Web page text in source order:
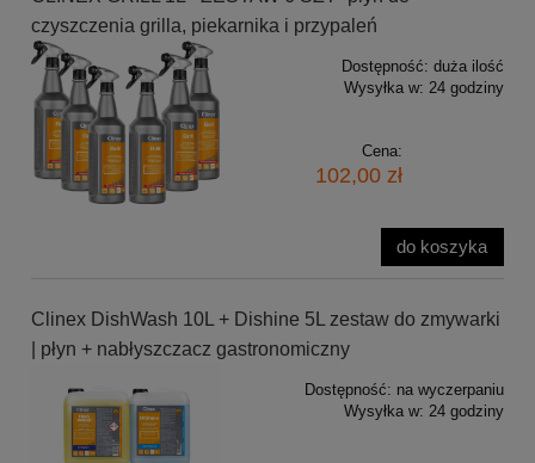
czyszczenia grilla, piekarnika i przypaleń
Dostępność: duża ilość
Wysyłka w: 24 godziny
Cena:
102,00 zł
do koszyka
Clinex DishWash 10L + Dishine 5L zestaw do zmywarki
| płyn + nabłyszczacz gastronomiczny
Dostępność: na wyczerpaniu
Wysyłka w: 24 godziny